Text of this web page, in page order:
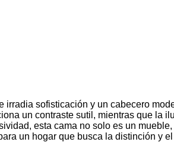
sofisticación y un cabecero
un contraste sutil, mientras que la
esta cama no solo es un
un hogar que busca la distinción y el